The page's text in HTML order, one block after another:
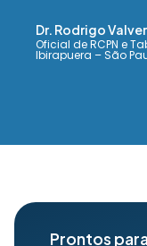
Dr. Rodrigo
Oficial de RCPN e
Ibirapuera – São
Prontos